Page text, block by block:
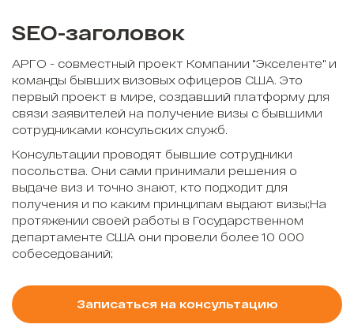
SEO-заголовок
АРГО - совместный проект Компании "Экселенте" и
команды бывших визовых офицеров США. Это
первый проект в мире, создавший платформу для
связи заявителей на получение визы с бывшими
сотрудниками консульских служб.
Консультации проводят бывшие сотрудники
посольства. Они сами принимали решения о
выдаче виз и точно знают, кто подходит для
получения и по каким принципам выдают визы;На
протяжении своей работы в Государственном
департаменте США они провели более 10 000
собеседований;
Записаться на консультацию